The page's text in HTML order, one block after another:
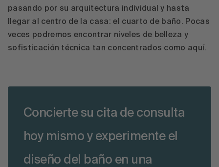
pasando por su arquitectura individual y hasta
llegar al centro de la casa: el cuarto de baño. Pocas
veces podremos encontrar niveles de belleza y
sofisticación técnica tan concentrados como aquí.
Concierte su cita de consulta
hoy mismo y experimente el
diseño del baño en una